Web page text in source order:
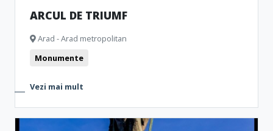
ARCUL DE TRIUMF
Arad - Arad metropolitan
Monumente
Vezi mai mult